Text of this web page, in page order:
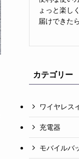
ょっと楽し
届けできた
カテゴリー
ワイヤレス
充電器
モバイルバ